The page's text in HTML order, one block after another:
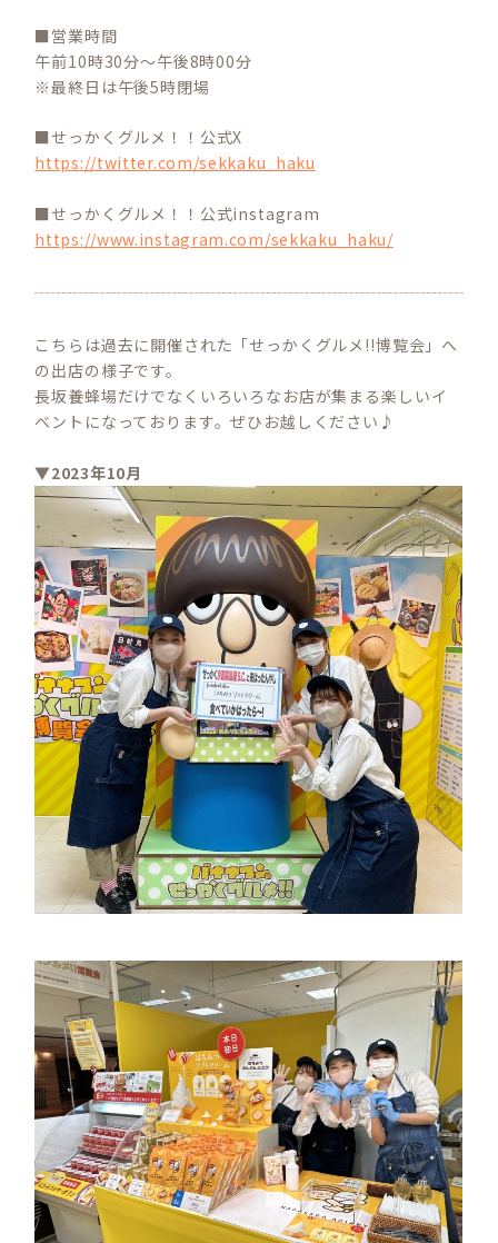
■営業時間
午前10時30分～午後8時00分
※最終日は午後5時閉場
■せっかくグルメ！！公式X
https://twitter.com/sekkaku_haku
■せっかくグルメ！！公式instagram
https://www.instagram.com/sekkaku_haku/
こちらは過去に開催された「せっかくグルメ!!博覧会」へ
の出店の様子です。
長坂養蜂場だけでなくいろいろなお店が集まる楽しいイ
ベントになっております。ぜひお越しください♪
▼2023年10月